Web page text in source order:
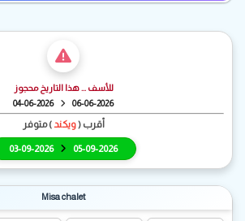
للأسف ... هذا التاريخ محجوز
04-06-2026
06-06-2026
أقرب (ويكند ) متوفر
03-09-2026 05-09-2026
Misa chalet